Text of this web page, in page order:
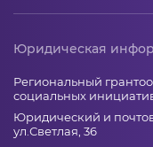
Юридическая
Региональный
социальных
Юридический и
ул.Светлая, 36